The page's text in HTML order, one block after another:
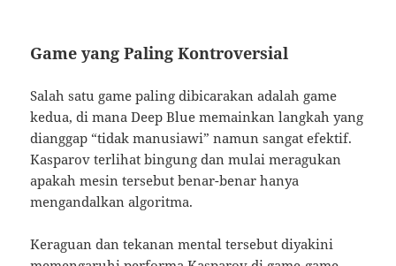
Game yang Paling Kontroversial
Salah satu game paling dibicarakan adalah game
kedua, di mana Deep Blue memainkan langkah yang
dianggap “tidak manusiawi” namun sangat efektif.
Kasparov terlihat bingung dan mulai meragukan
apakah mesin tersebut benar-benar hanya
mengandalkan algoritma.
Keraguan dan tekanan mental tersebut diyakini